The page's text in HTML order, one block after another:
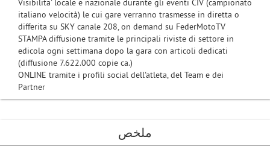
ملخص
Visibilita' locale e nazionale durante gli eventi CIV (campionato
italiano velocità) le cui gare verranno trasmesse in diretta o
differita su SKY canale 208, on demand su FederMotoTV
STAMPA diffusione tramite le principali riviste di settore in
edicola ogni settimana dopo la gara con articoli dedicati
(diffusione 7.622.000 copie ca.)
ONLINE tramite i profili social dell'atleta, del Team e dei
Partner